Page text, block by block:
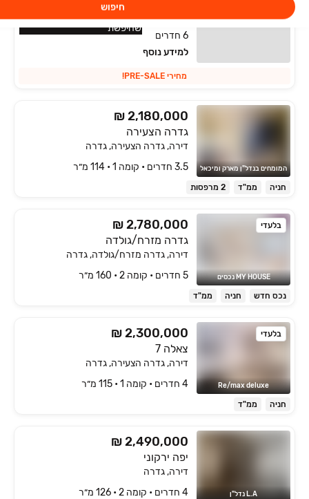
חיפוש
דירה, רמות ויצמן, יבנה
6 חדרים
למידע נוסף
מחירי PRE-SALE!
בעל מאפיינים דומים לנכס
שחיפשת
המומחים בנדל"ן מארק ומיכאל
₪ 2,180,000
גדרה הצעירה
דירה, גדרה הצעירה, גדרה
3.5 חדרים • קומה ‎1‏ • 114 מ״ר
חניה ממ"ד 2 מרפסות
בלעדי
MY HOUSE נכסים
₪ 2,780,000
גדרה מזרח/גולדה
דירה, גדרה מזרח/גולדה, גדרה
5 חדרים • קומה ‎2‏ • 160 מ״ר
נכס חדש חניה ממ"ד
בלעדי
Re/max deluxe
₪ 2,300,000
צאלה 7
דירה, גדרה הצעירה, גדרה
4 חדרים • קומה ‎1‏ • 115 מ״ר
חניה ממ"ד
L.A נדל"ן
₪ 2,490,000
יפה ירקוני
דירה, גדרה
4 חדרים • קומה ‎2‏ • 126 מ״ר